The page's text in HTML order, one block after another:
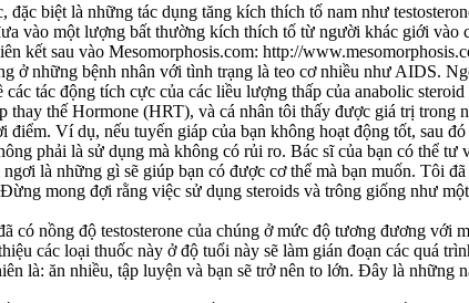
biệt là những tác dụng tăng kích thích tố nam như
vào một lượng bất thường kích thích tố từ người khác giới vào
kết sau vào Mesomorphosis.com: http://
những bệnh nhân với tình trạng là teo cơ nhiều như AIDS.
tác động tích cực của các liều lượng thấp của anabolic steroid
thế Hormone (HRT), và cá nhân tôi thấy được giá trị trong
Ví dụ, nếu tuyến giáp của bạn không hoạt động tốt, sau
phải là sử dụng mà không có rủi ro. Bác sĩ của bạn có thể tư
là những gì sẽ giúp bạn có được cơ thể mà bạn muốn. Tôi
mong đợi rằng việc sử dụng steroids và trông giống như
nồng độ testosterone của chúng ở mức độ tương đương với
các loại thuốc này ở độ tuổi này sẽ làm gián đoạn các quá
là: ăn nhiều, tập luyện và bạn sẽ trở nên to lớn. Đây là những